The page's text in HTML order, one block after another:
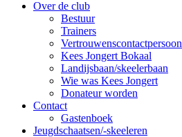
Over de club
Bestuur
Trainers
Vertrouwenscontactpersoon
Kees Jongert Bokaal
Landijsbaan/skeelerbaan
Wie was Kees Jongert
Donateur worden
Contact
Gastenboek
Jeugdschaatsen/-skeeleren